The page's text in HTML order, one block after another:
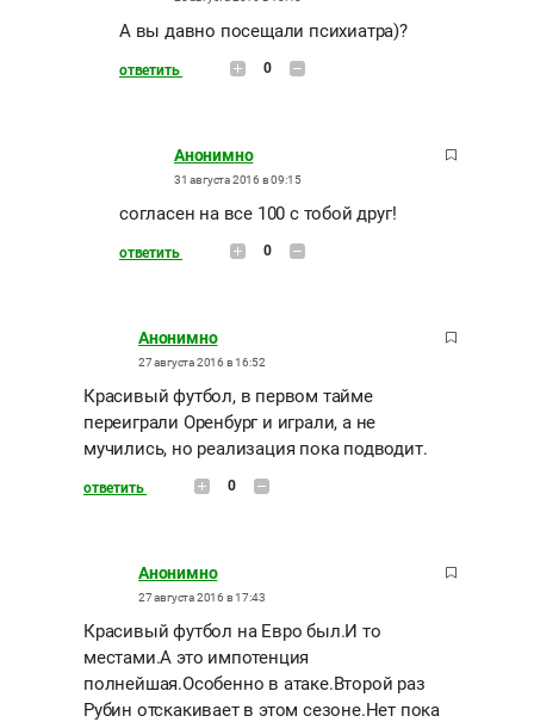
А вы давно посещали психиатра)?
ответить 0
Анонимно
31 августа 2016 в 09:15
согласен на все 100 с тобой друг!
ответить 0
Анонимно
27 августа 2016 в 16:52
Красивый футбол, в первом тайме
переиграли Оренбург и играли, а не
мучились, но реализация пока подводит.
ответить 0
Анонимно
27 августа 2016 в 17:43
Красивый футбол на Евро был.И то
местами.А это импотенция
полнейшая.Особенно в атаке.Второй раз
Рубин отскакивает в этом сезоне.Нет пока